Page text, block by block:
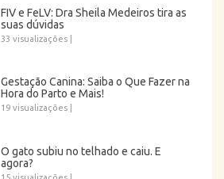
FIV e FeLV: Dra Sheila Medeiros tira as
suas dúvidas
33 visualizações
Gestação Canina: Saiba o Que Fazer na
Hora do Parto e Mais!
19 visualizações
O gato subiu no telhado e caiu. E
agora?
15 visualizações